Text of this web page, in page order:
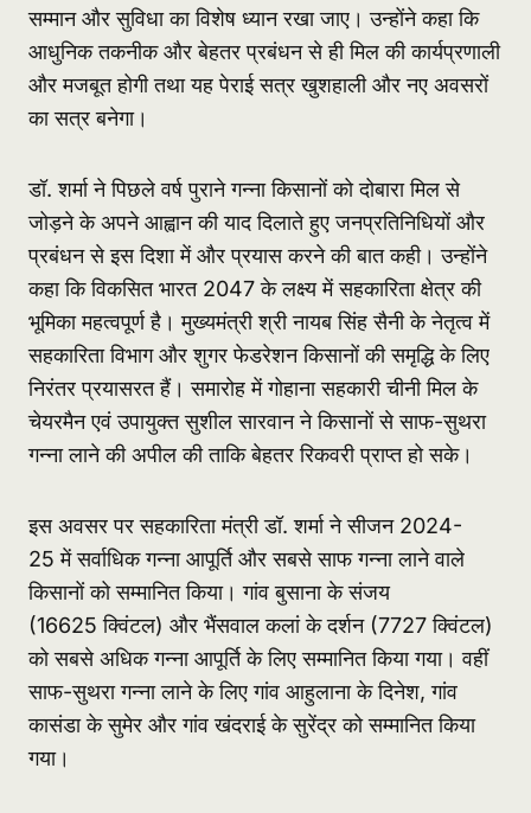
सम्मान और सुविधा का विशेष ध्यान रखा जाए। उन्होंने कहा कि
आधुनिक तकनीक और बेहतर प्रबंधन से ही मिल की कार्यप्रणाली
और मजबूत होगी तथा यह पेराई सत्र खुशहाली और नए अवसरों
का सत्र बनेगा।
डॉ. शर्मा ने पिछले वर्ष पुराने गन्ना किसानों को दोबारा मिल से
जोड़ने के अपने आह्वान की याद दिलाते हुए जनप्रतिनिधियों और
प्रबंधन से इस दिशा में और प्रयास करने की बात कही। उन्होंने
कहा कि विकसित भारत 2047 के लक्ष्य में सहकारिता क्षेत्र की
भूमिका महत्वपूर्ण है। मुख्यमंत्री श्री नायब सिंह सैनी के नेतृत्व में
सहकारिता विभाग और शुगर फेडरेशन किसानों की समृद्धि के लिए
निरंतर प्रयासरत हैं। समारोह में गोहाना सहकारी चीनी मिल के
चेयरमैन एवं उपायुक्त सुशील सारवान ने किसानों से साफ-सुथरा
गन्ना लाने की अपील की ताकि बेहतर रिकवरी प्राप्त हो सके।
इस अवसर पर सहकारिता मंत्री डॉ. शर्मा ने सीजन 2024-
25 में सर्वाधिक गन्ना आपूर्ति और सबसे साफ गन्ना लाने वाले
किसानों को सम्मानित किया। गांव बुसाना के संजय
(16625 क्विंटल) और भैंसवाल कलां के दर्शन (7727 क्विंटल)
को सबसे अधिक गन्ना आपूर्ति के लिए सम्मानित किया गया। वहीं
साफ-सुथरा गन्ना लाने के लिए गांव आहुलाना के दिनेश, गांव
कासंडा के सुमेर और गांव खंदराई के सुरेंद्र को सम्मानित किया
गया।